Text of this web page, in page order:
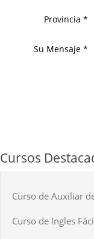
Provincia*
Su Mensaje*
Cursos
Curso de Auxiliar
Curso de Ingles